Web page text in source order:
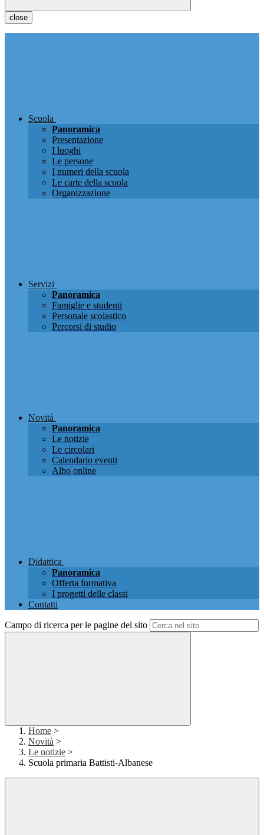
close
Scuola
Panoramica
Presentazione
I luoghi
Le persone
I numeri della scuola
Le carte della scuola
Organizzazione
Servizi
Panoramica
Famiglie e studenti
Personale scolastico
Percorsi di studio
Novità
Panoramica
Le notizie
Le circolari
Calendario eventi
Albo online
Didattica
Panoramica
Offerta formativa
I progetti delle classi
Contatti
Campo di ricerca per le pagine del sito
Home >
Novità >
Le notizie >
Scuola primaria Battisti-Albanese